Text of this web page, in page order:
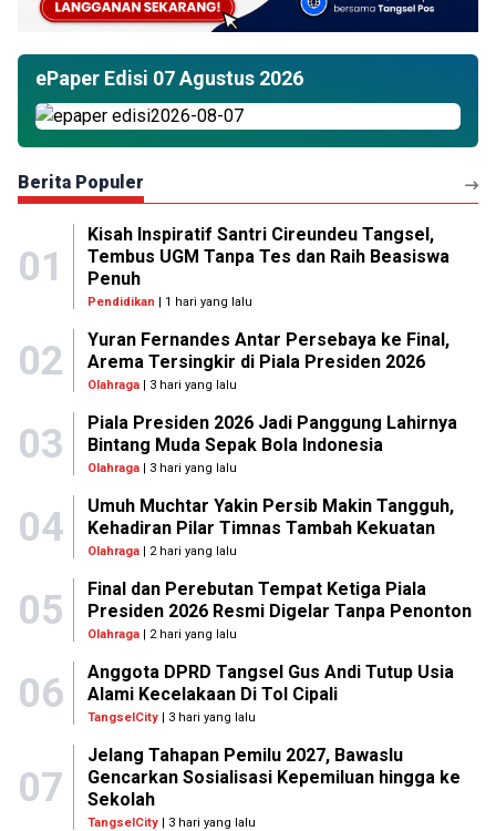
ePaper Edisi 07 Agustus 2026
Berita Populer
01
Kisah Inspiratif Santri Cireundeu Tangsel,
Tembus UGM Tanpa Tes dan Raih Beasiswa
Penuh
Pendidikan | 1 hari yang lalu
02
Yuran Fernandes Antar Persebaya ke Final,
Arema Tersingkir di Piala Presiden 2026
Olahraga| 3 hari yang lalu
03
Piala Presiden 2026 Jadi Panggung Lahirnya
Bintang Muda Sepak Bola Indonesia
Olahraga| 3 hari yang lalu
04
Umuh Muchtar Yakin Persib Makin Tangguh,
Kehadiran Pilar Timnas Tambah Kekuatan
Olahraga| 2 hari yang lalu
05
Final dan Perebutan Tempat Ketiga Piala
Presiden 2026 Resmi Digelar Tanpa Penonton
Olahraga| 2 hari yang lalu
06
Anggota DPRD Tangsel Gus Andi Tutup Usia
Alami Kecelakaan Di Tol Cipali
TangselCity| 3 hari yang lalu
07
Jelang Tahapan Pemilu 2027, Bawaslu
Gencarkan Sosialisasi Kepemiluan hingga ke
Sekolah
TangselCity| 3 hari yang lalu